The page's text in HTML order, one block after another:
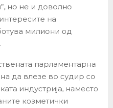
но не и доволно
на
милиони од
парламентарна
да влезе во судир со
индустрија, наместо
козметички